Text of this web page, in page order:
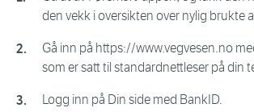
den vekk i oversikten over nylig brukte
Gå inn på https://www.vegvesen.no
som er satt til standardnettleser på din
Logg inn på Din side med BankID.